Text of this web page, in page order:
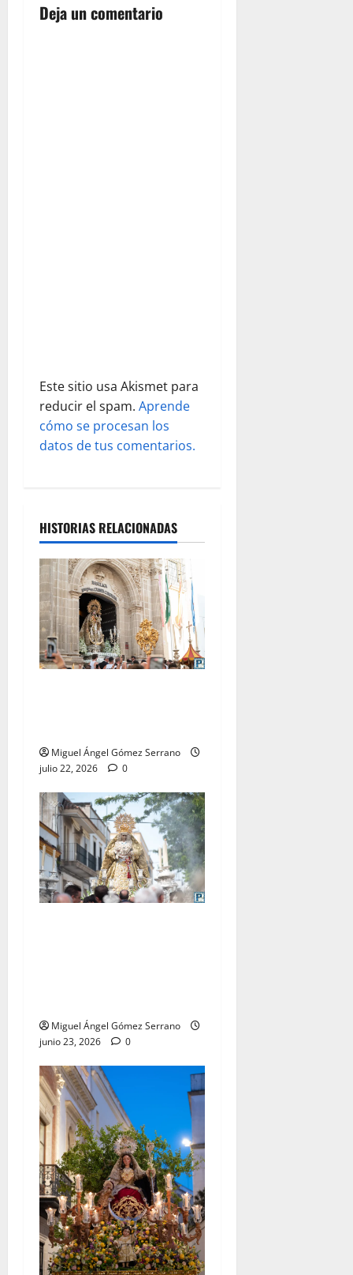
c
d
a
s
Deja un comentario
Este sitio usa Akismet para
reducir el spam. Aprende
cómo se procesan los
datos de tus comentarios.
HISTORIAS RELACIONADAS
Miguel Ángel Gómez Serrano
julio 22, 2026
0
Miguel Ángel Gómez Serrano
junio 23, 2026
0